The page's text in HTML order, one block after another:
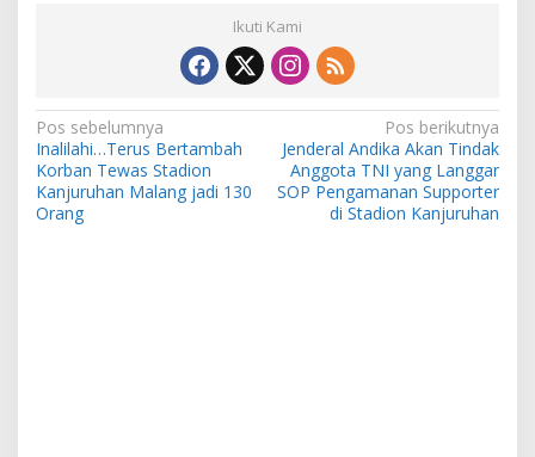
Ikuti Kami
Navigasi
pos
Pos sebelumnya
Inalilahi…Terus Bertambah
Korban Tewas Stadion
Kanjuruhan Malang jadi 130
Orang
Pos berikutnya
Jenderal Andika Akan Tindak
Anggota TNI yang Langgar
SOP Pengamanan Supporter
di Stadion Kanjuruhan